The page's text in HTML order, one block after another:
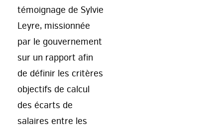
témoignage de Sylvie
Leyre, missionnée
par le gouvernement
sur un rapport afin
de définir les critères
objectifs de calcul
des écarts de
salaires entre les